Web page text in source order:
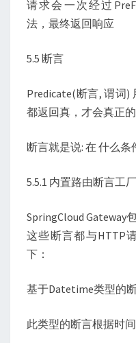
请求会一次经过
法，最终返回响应
5.5 断言
Predicate(断言, 谓词
都返回真，才会真正的
断言就是说: 在 什么
5.5.1 内置路由断言工厂
SpringCloud Gateway
这些断言都与HTTP
下：
基于Datetime类型的
此类型的断言根据时